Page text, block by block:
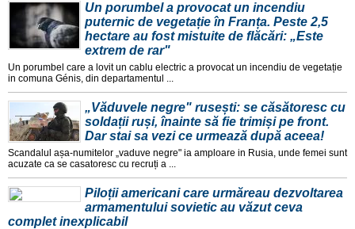
Un porumbel a provocat un incendiu
puternic de vegetație în Franța. Peste 2,5
hectare au fost mistuite de flăcări: „Este
extrem de rar"
Un porumbel care a lovit un cablu electric a provocat un incendiu de vegetație
in comuna Génis, din departamentul ...
„Văduvele negre" rusești: se căsătoresc cu
soldații ruși, înainte să fie trimiși pe front.
Dar stai sa vezi ce urmează după aceea!
Scandalul așa-numitelor „vaduve negre" ia amploare in Rusia, unde femei sunt
acuzate ca se casatoresc cu recruți a ...
Piloții americani care urmăreau dezvoltarea
armamentului sovietic au văzut ceva
complet inexplicabil